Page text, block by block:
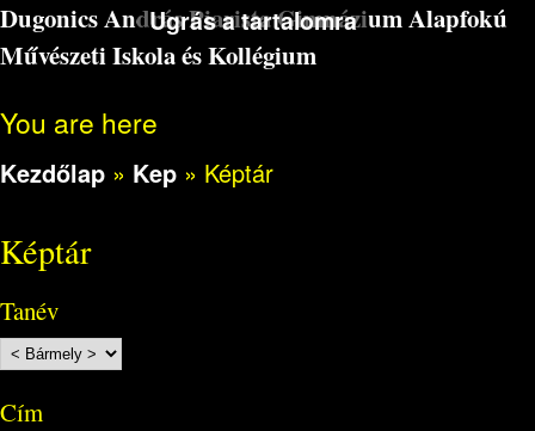
Ugrás a tartalomra
Dugonics András Piarista Gimnázium Alapfokú
Művészeti Iskola és Kollégium
You are here
Kezdőlap » Kep » Képtár
Képtár
Tanév
Cím